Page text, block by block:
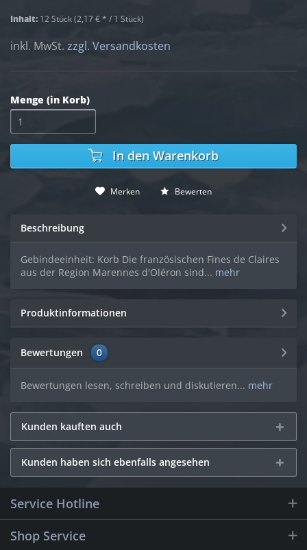
Inhalt: 12 Stück (2,17 € * / 1 Stück)
inkl. MwSt. zzgl. Versandkosten
Menge (in Korb)
In den Warenkorb
Merken Bewerten
Beschreibung
Gebindeeinheit: Korb Die französischen Fines de Claires
aus der Region Marennes d'Oléron sind... mehr
Produktinformationen
Bewertungen 0
Bewertungen lesen, schreiben und diskutieren... mehr
Kunden kauften auch
Kunden haben sich ebenfalls angesehen
Service Hotline
Shop Service